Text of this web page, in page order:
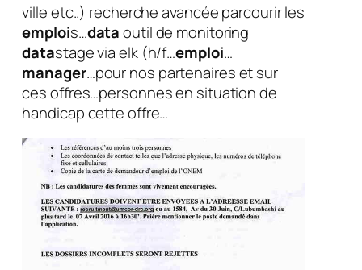
ville etc..) recherche avancée parcourir les
emplois…dataoutil de monitoring
datastage via elk (h/f…emploi…
manager…pour nos partenaires et sur
ces offres…personnes en situation de
handicap cette offre…